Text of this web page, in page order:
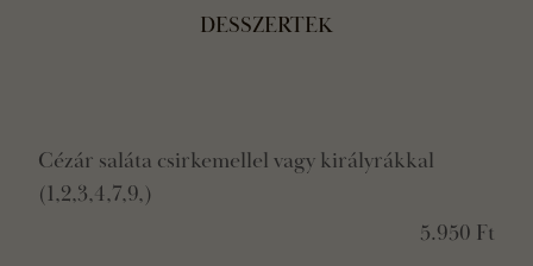
DESSZERTEK
Cézár saláta csirkemellel vagy királyrákkal
(1,2,3,4,7,9,)
5.950 Ft